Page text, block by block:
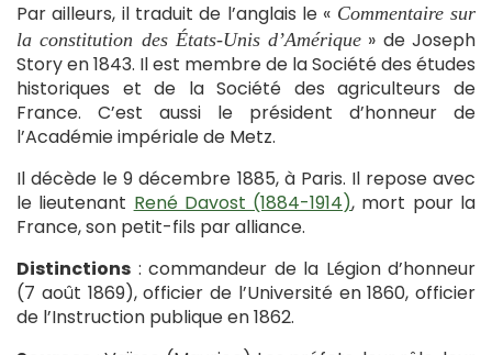
Par ailleurs, il traduit de l’anglais le « Commentaire sur
la constitution des États-Unis d’Amérique » de Joseph
Story en 1843. Il est membre de la Société des études
historiques et de la Société des agriculteurs de
France. C’est aussi le président d’honneur de
l’Académie impériale de Metz.
Il décède le 9 décembre 1885, à Paris. Il repose avec
le lieutenant René Davost (1884-1914), mort pour la
France, son petit-fils par alliance.
Distinctions : commandeur de la Légion d’honneur
(7 août 1869), officier de l’Université en 1860, officier
de l’Instruction publique en 1862.